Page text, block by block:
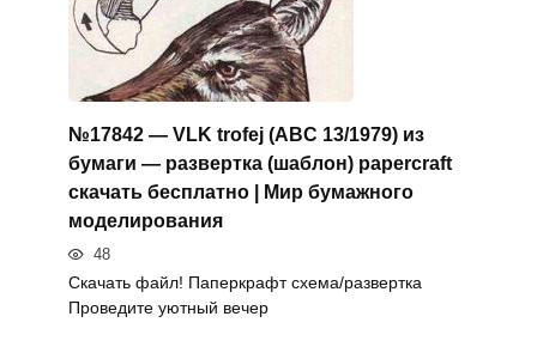
№17842 — VLK trofej (ABC 13/1979) из
бумаги — развертка (шаблон) papercraft
скачать бесплатно | Мир бумажного
моделирования
48
Скачать файл! Паперкрафт схема/развертка
Проведите уютный вечер